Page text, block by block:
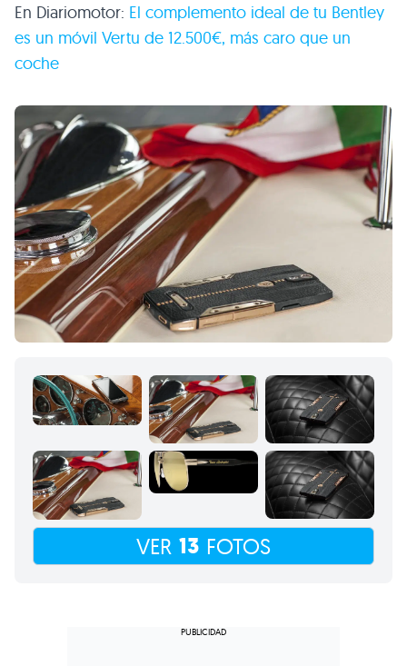
En Diariomotor: El complemento ideal de tu Bentley
es un móvil Vertu de 12.500€, más caro que un
coche
VER 13 FOTOS